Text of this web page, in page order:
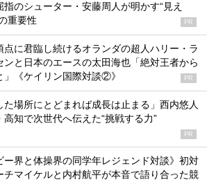
指のシューター・安藤周人が明かす“見え
重要性
PR
点に君臨し続けるオランダの超人ハリー・ラ
ンと日本のエースの太田海也「絶対王者から
」《ケイリン国際対談②》
PR
た場所にとどまれば成長は止まる」西内悠人
高知で次世代へ伝えた“挑戦する力”
PR
ー界と体操界の同学年レジェンド対談》初対
チマイケルと内村航平が本音で語り合った競